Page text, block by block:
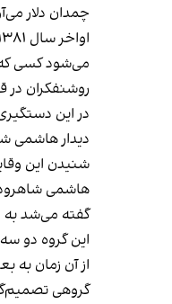
چمدان دلار
می‌شود کسی که
روشنفکران
در این
دیدار هاشمی
شنیدن این
هاشمی
گفته می‌شد به
این گروه دو
از آن زمان به
گروهی